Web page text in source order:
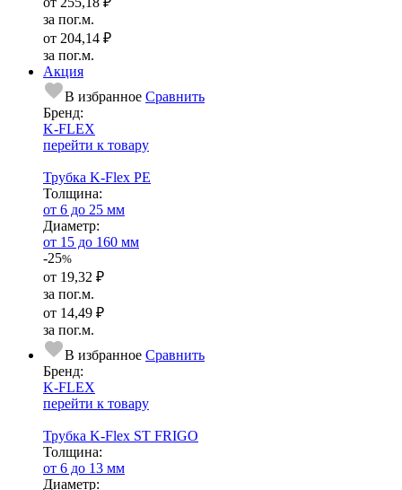
за пог.м.
от 204,14 ₽
за пог.м.
Акция
В избранное Сравнить
Бренд:
K-FLEX
перейти к товару
Трубка K-Flex PE
Тол­щи­на:
от 6 до 25 мм
Диаметр:
от 15 до 160 мм
-25%
от 19,32 ₽
за пог.м.
от 14,49 ₽
за пог.м.
В избранное Сравнить
Бренд:
K-FLEX
перейти к товару
Трубка K-Flex ST FRIGO
Тол­щи­на:
от 6 до 13 мм
Диаметр: